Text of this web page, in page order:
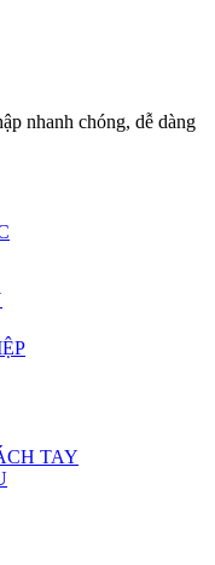
nhanh chóng, dễ dàng
TAY